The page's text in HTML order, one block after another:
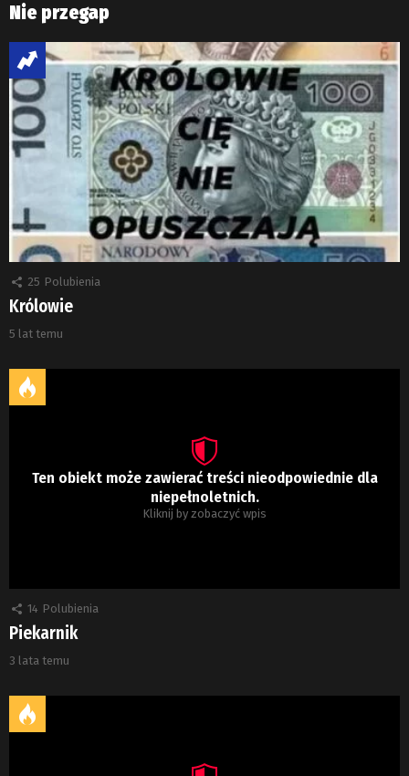
Nie przegap
25 Polubienia
Królowie
5 lat temu
Ten obiekt może zawierać treści nieodpowiednie dla
niepełnoletnich.
Kliknij by zobaczyć wpis
14 Polubienia
Piekarnik
3 lata temu